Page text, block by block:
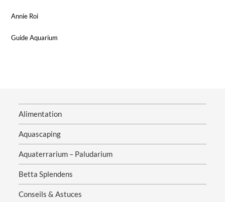
Annie Roi
Guide Aquarium
Alimentation
Aquascaping
Aquaterrarium – Paludarium
Betta Splendens
Conseils & Astuces